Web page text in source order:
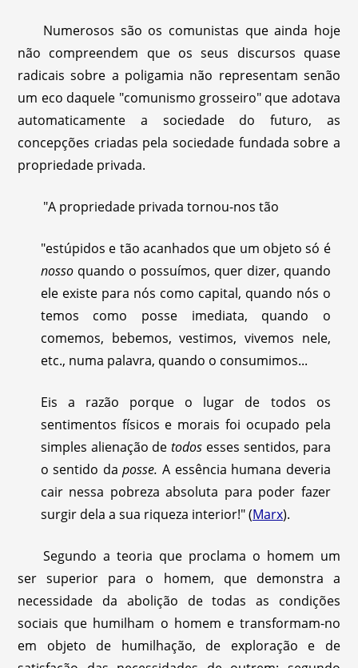
Numerosos são os comunistas que ainda hoje
não compreendem que os seus discursos quase
radicais sobre a poligamia não representam senão
um eco daquele "comunismo grosseiro" que adotava
automaticamente a sociedade do futuro, as
concepções criadas pela sociedade fundada sobre a
propriedade privada.
"A propriedade privada tornou-nos tão
"estúpidos e tão acanhados que um objeto só é
nosso quando o possuímos, quer dizer, quando
ele existe para nós como capital, quando nós o
temos como posse imediata, quando o
comemos, bebemos, vestimos, vivemos nele,
etc., numa palavra, quando o consumimos...
Eis a razão porque o lugar de todos os
sentimentos físicos e morais foi ocupado pela
simples alienação detodos esses sentidos, para
o sentido daposse.A essência humana deveria
cair nessa pobreza absoluta para poder fazer
surgir dela a sua riqueza interior!" (Marx).
Segundo a teoria que proclama o homem um
ser superior para o homem, que demonstra a
necessidade da abolição de todas as condições
sociais que humilham o homem e transformam-no
em objeto de humilhação, de exploração e de